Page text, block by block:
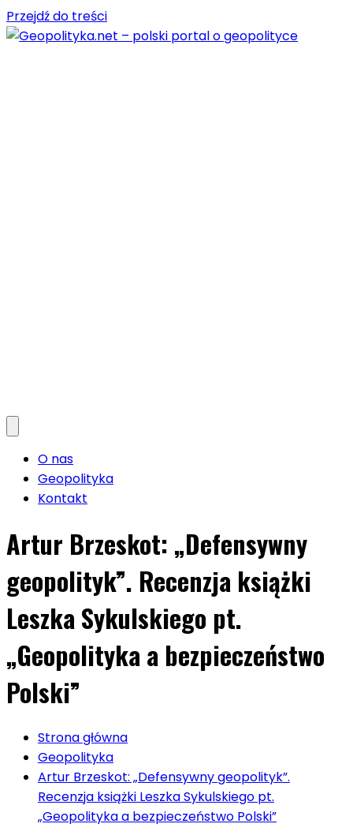
Przejdź do treści
O nas
Geopolityka
Kontakt
Artur Brzeskot: „Defensywny
geopolityk”. Recenzja książki
Leszka Sykulskiego pt.
„Geopolityka a bezpieczeństwo
Polski”
Strona główna
Geopolityka
Artur Brzeskot: „Defensywny geopolityk”.
Recenzja książki Leszka Sykulskiego pt.
„Geopolityka a bezpieczeństwo Polski”